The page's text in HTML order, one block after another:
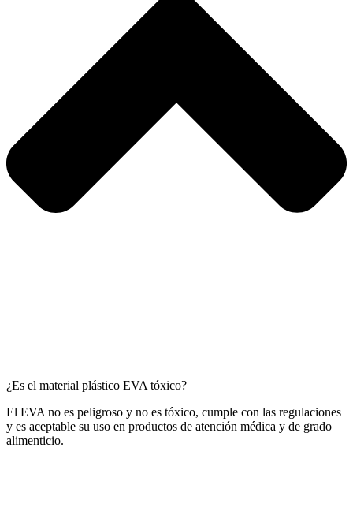
¿Es el material plástico EVA tóxico?
El EVA no es peligroso y no es tóxico, cumple con las regulaciones
y es aceptable su uso en productos de atención médica y de grado
alimenticio.